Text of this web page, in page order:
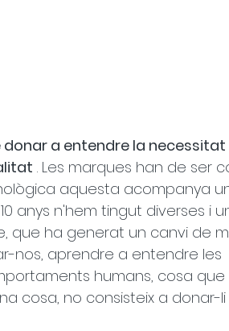
a entendre la necessitat
. Les marques han de ser
aquesta acompanya
anys n'hem tingut diverses i
que ha generat un canvi de
nos, aprendre a entendre les
humans, cosa que
cosa, no consisteix a donar-